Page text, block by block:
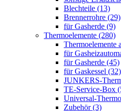
Blechteile (13)
Brennerrohre (29)
für Gasherde (9)
Thermoelemente (280)
Thermoelemente
für
für Gasherde (45)
für Gaskessel (32)
JUNKERS-
TE-Service-Box
Universal-
Zubehör (3)